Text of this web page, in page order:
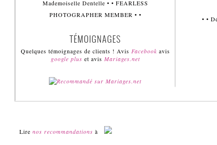
Mademoiselle Dentelle • • FEARLESS
PHOTOGRAPHER MEMBER • •
TÉMOIGNAGES
Quelques témoignages de clients ! Avis Facebook avis
google plus et avis Mariages.net
• •
Lire nos recommandations à